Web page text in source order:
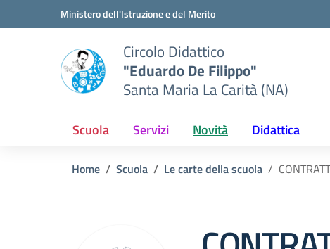
Vai ai contenuti
Vai al menu di navigazioneMinistero dell'Istruzione e del Merito
Circolo Didattico
"Eduardo De Filippo"
Santa Maria La Carità (NA)
Scuola Servizi Novità Didattica
Home Scuola Le carte della scuola